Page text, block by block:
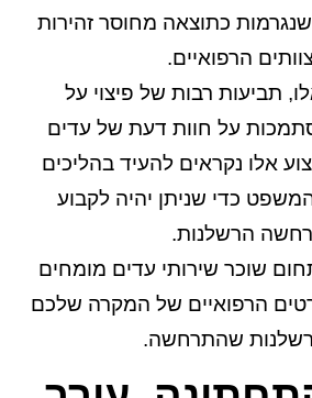
שנגרמות כתוצאה מחוסר זהירות
הרפואיים.
תביעות רבות של פיצוי על
על חוות דעת של עדים
אלו נקראים להעיד בהליכים
כדי שניתן יהיה לקבוע
הרשלנות.
שוכר שירותי עדים מומחים
הרפואיים של המקרה שלכם
שהתרחשה.